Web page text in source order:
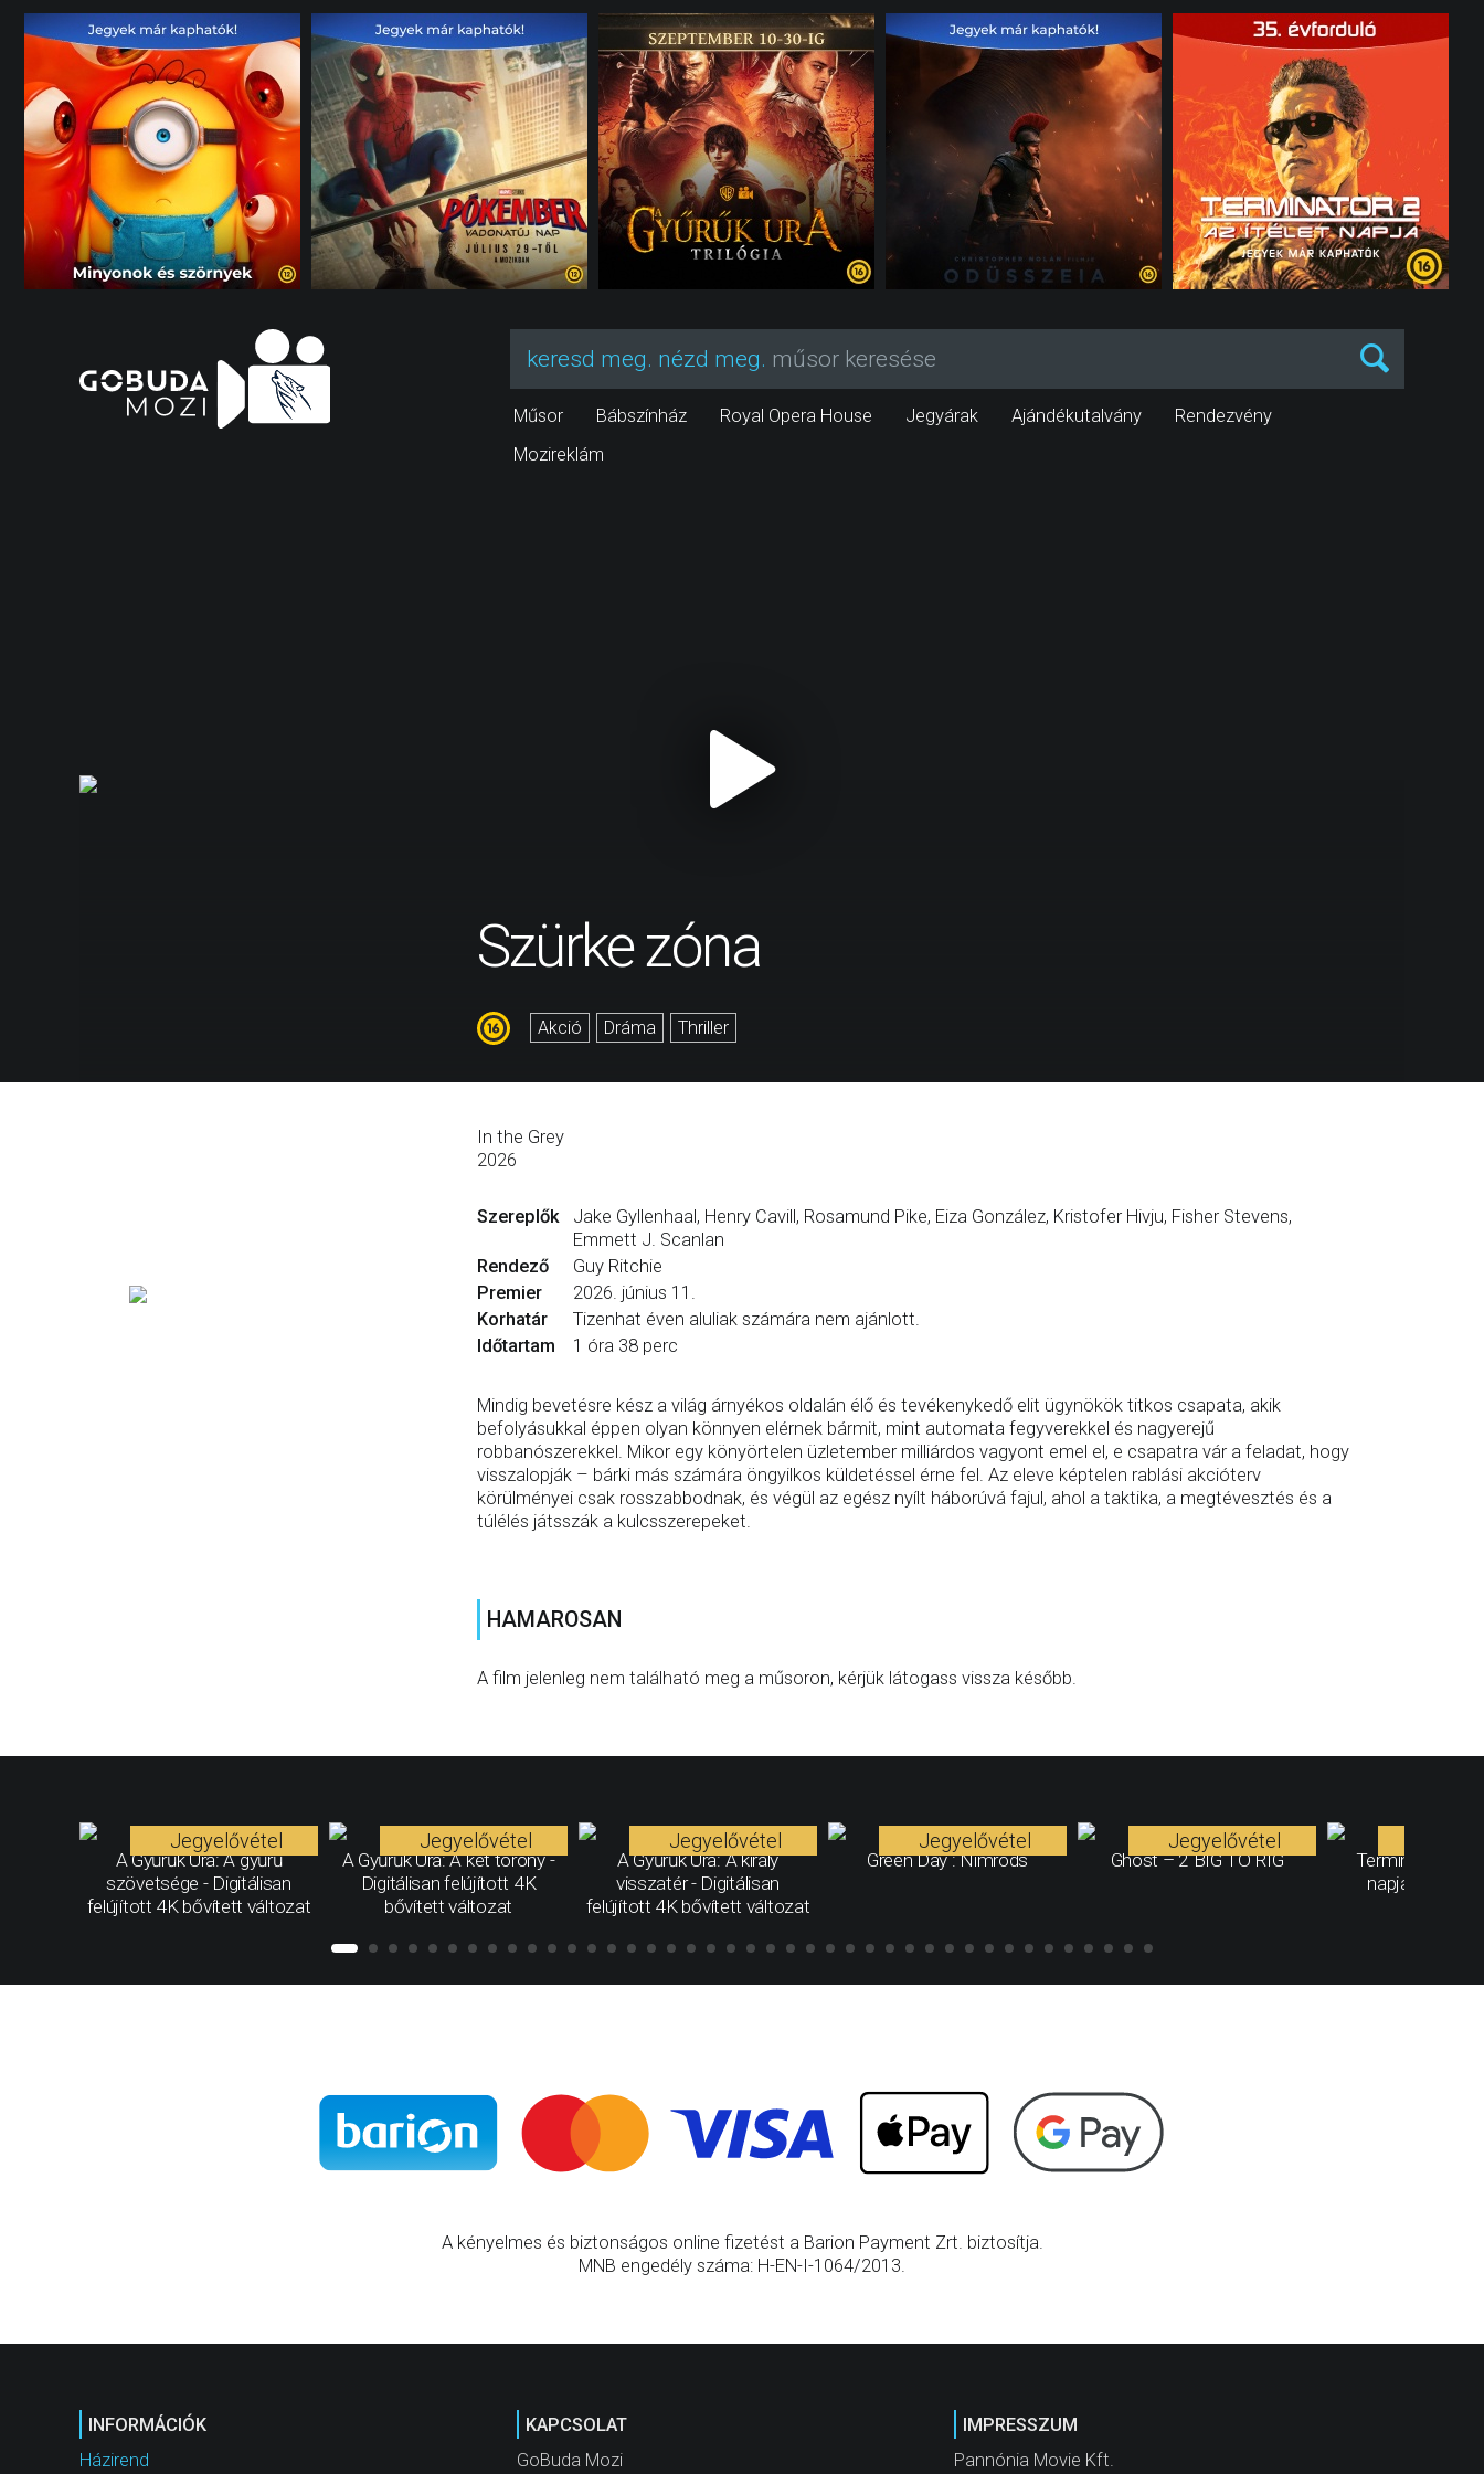
keresd meg. nézd meg. műsor keresése
Műsor Bábszínház Royal Opera House Jegyárak Ajándékutalvány
Rendezvény
Mozireklám
Szürke zóna
Akció Dráma Thriller
In the Grey
2026
Szereplők
Jake Gyllenhaal, Henry Cavill, Rosamund Pike, Eiza González, Kristofer Hivju, Fisher Stevens,
Emmett J. Scanlan
Rendező
Guy Ritchie
Premier
2026. június 11.
Korhatár
Tizenhat éven aluliak számára nem ajánlott.
Időtartam
1 óra 38 perc
Mindig bevetésre kész a világ árnyékos oldalán élő és tevékenykedő elit ügynökök titkos csapata, akik
befolyásukkal éppen olyan könnyen elérnek bármit, mint automata fegyverekkel és nagyerejű
robbanószerekkel. Mikor egy könyörtelen üzletember milliárdos vagyont emel el, e csapatra vár a feladat, hogy
visszalopják – bárki más számára öngyilkos küldetéssel érne fel. Az eleve képtelen rablási akcióterv
körülményei csak rosszabbodnak, és végül az egész nyílt háborúvá fajul, ahol a taktika, a megtévesztés és a
túlélés játsszák a kulcsszerepeket.
HAMAROSAN
A film jelenleg nem található meg a műsoron, kérjük látogass vissza később.
A Gyűrűk Ura: A gyűrű
szövetsége - Digitálisan
felújított 4K bővített változat
Jegyelővétel
A Gyűrűk Ura: A két torony -
Digitálisan felújított 4K
bővített változat
Jegyelővétel
A Gyűrűk Ura: A király
visszatér - Digitálisan
felújított 4K bővített változat
Jegyelővétel
Green Day : Nimrods
Jegyelővétel
Ghost – 2 BIG TO RIG
Jegyelővétel
Terminátor 2. -
napja - 35.
A kényelmes és biztonságos online fizetést a Barion Payment Zrt. biztosítja.
MNB engedély száma: H-EN-I-1064/2013.
INFORMÁCIÓK
Házirend
KAPCSOLAT
GoBuda Mozi
IMPRESSZUM
Pannónia Movie Kft.